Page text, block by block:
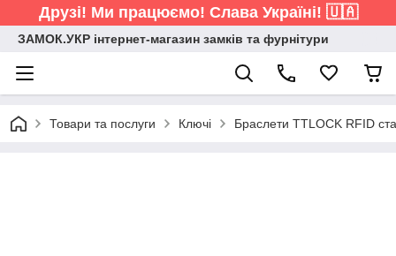
Друзі! Ми працюємо! Слава Україні! 🇺🇦
ЗАМОК.УКР інтернет-магазин замків та фурнітури
Товари та послуги Ключі Браслети TTLOCK RFID